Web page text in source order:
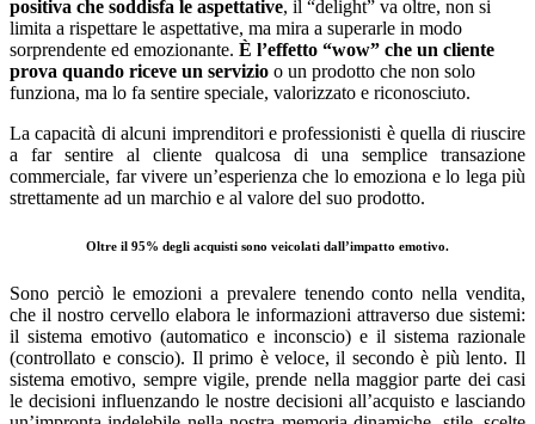
positiva che soddisfa le aspettative, il “delight” va oltre, non si
limita a rispettare le aspettative, ma mira a superarle in modo
sorprendente ed emozionante. È l’effetto “wow” che un cliente
prova quando riceve un servizio o un prodotto che non solo
funziona, ma lo fa sentire speciale, valorizzato e riconosciuto.
La capacità di alcuni imprenditori e professionisti è quella di riuscire
a far sentire al cliente qualcosa di una semplice transazione
commerciale, far vivere un’esperienza che lo emoziona e lo lega più
strettamente ad un marchio e al valore del suo prodotto.
Oltre il 95% degli acquisti sono veicolati dall’impatto emotivo.
Sono perciò le emozioni a prevalere tenendo conto nella vendita,
che il nostro cervello elabora le informazioni attraverso due sistemi:
il sistema emotivo (automatico e inconscio) e il sistema razionale
(controllato e conscio). Il primo è veloce, il secondo è più lento. Il
sistema emotivo, sempre vigile, prende nella maggior parte dei casi
le decisioni influenzando le nostre decisioni all’acquisto e lasciando